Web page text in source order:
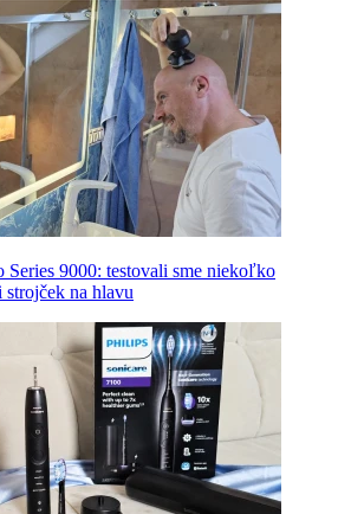
Series 9000: testovali sme niekoľko
strojček na hlavu